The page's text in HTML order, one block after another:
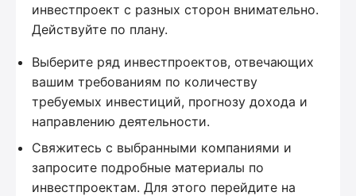
инвестпроект с разных сторон внимательно.
Действуйте по плану.
Выберите ряд инвестпроектов, отвечающих
вашим требованиям по количеству
требуемых инвестиций, прогнозу дохода и
направлению деятельности.
Свяжитесь с выбранными компаниями и
запросите подробные материалы по
инвестпроектам. Для этого перейдите на